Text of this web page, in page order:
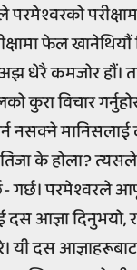
फेल
धेरै कमजोर हौं।
कुरा विचार
नसक्ने
के होला?
गर्छ। परमेश्वरले
आज्ञा दिनुभयो,
यी दस